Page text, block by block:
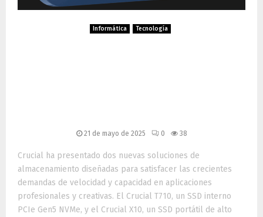
Informática Tecnología
21 de mayo de 2025 0 38
Crucial ha presentado dos nuevas soluciones de
almacenamiento diseñadas para satisfacer las crecientes
demandas de velocidad y capacidad en aplicaciones
profesionales y creativas. El Crucial T710, un SSD interno
PCIe Gen5 NVMe, y el Crucial X10, un SSD portátil de alto